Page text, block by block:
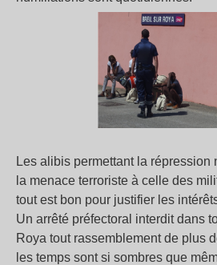
Les alibis permettant la répression
la menace terroriste à celle des
tout est bon pour justifier les
Un arrêté préfectoral interdit dans
Roya tout rassemblement de plus
les temps sont si sombres que